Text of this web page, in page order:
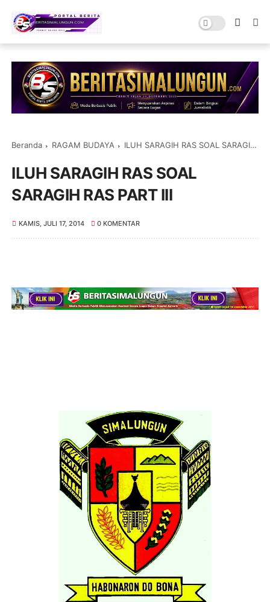
Beranda RAGAM BUDAYA ILUH SARAGIH RAS SOAL SARAGIH RAS PART III
ILUH SARAGIH RAS SOAL
SARAGIH RAS PART III
KAMIS, JULI 17, 2014 0 KOMENTAR